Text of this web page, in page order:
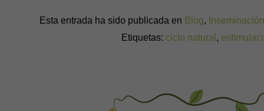
Esta entrada ha sido publicada en Blog,
Etiquetas: ciclo natural ,